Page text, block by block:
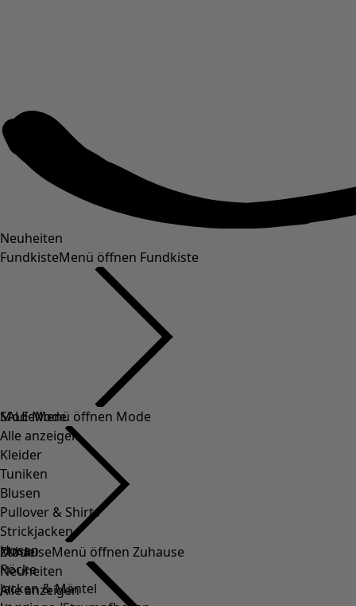
Neuheiten
FundkisteMenü öffnen Fundkiste
SALE Mode
Alle anzeigen
Kleider
Tuniken
Blusen
Pullover & Shirts
Strickjacken
Hosen
Röcke
Jacken & Mäntel
ModeMenü öffnen Mode
Mode
Neuheiten
Alle anzeigen
ZuhauseMenü öffnen Zuhause